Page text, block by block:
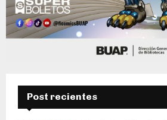
Post recientes